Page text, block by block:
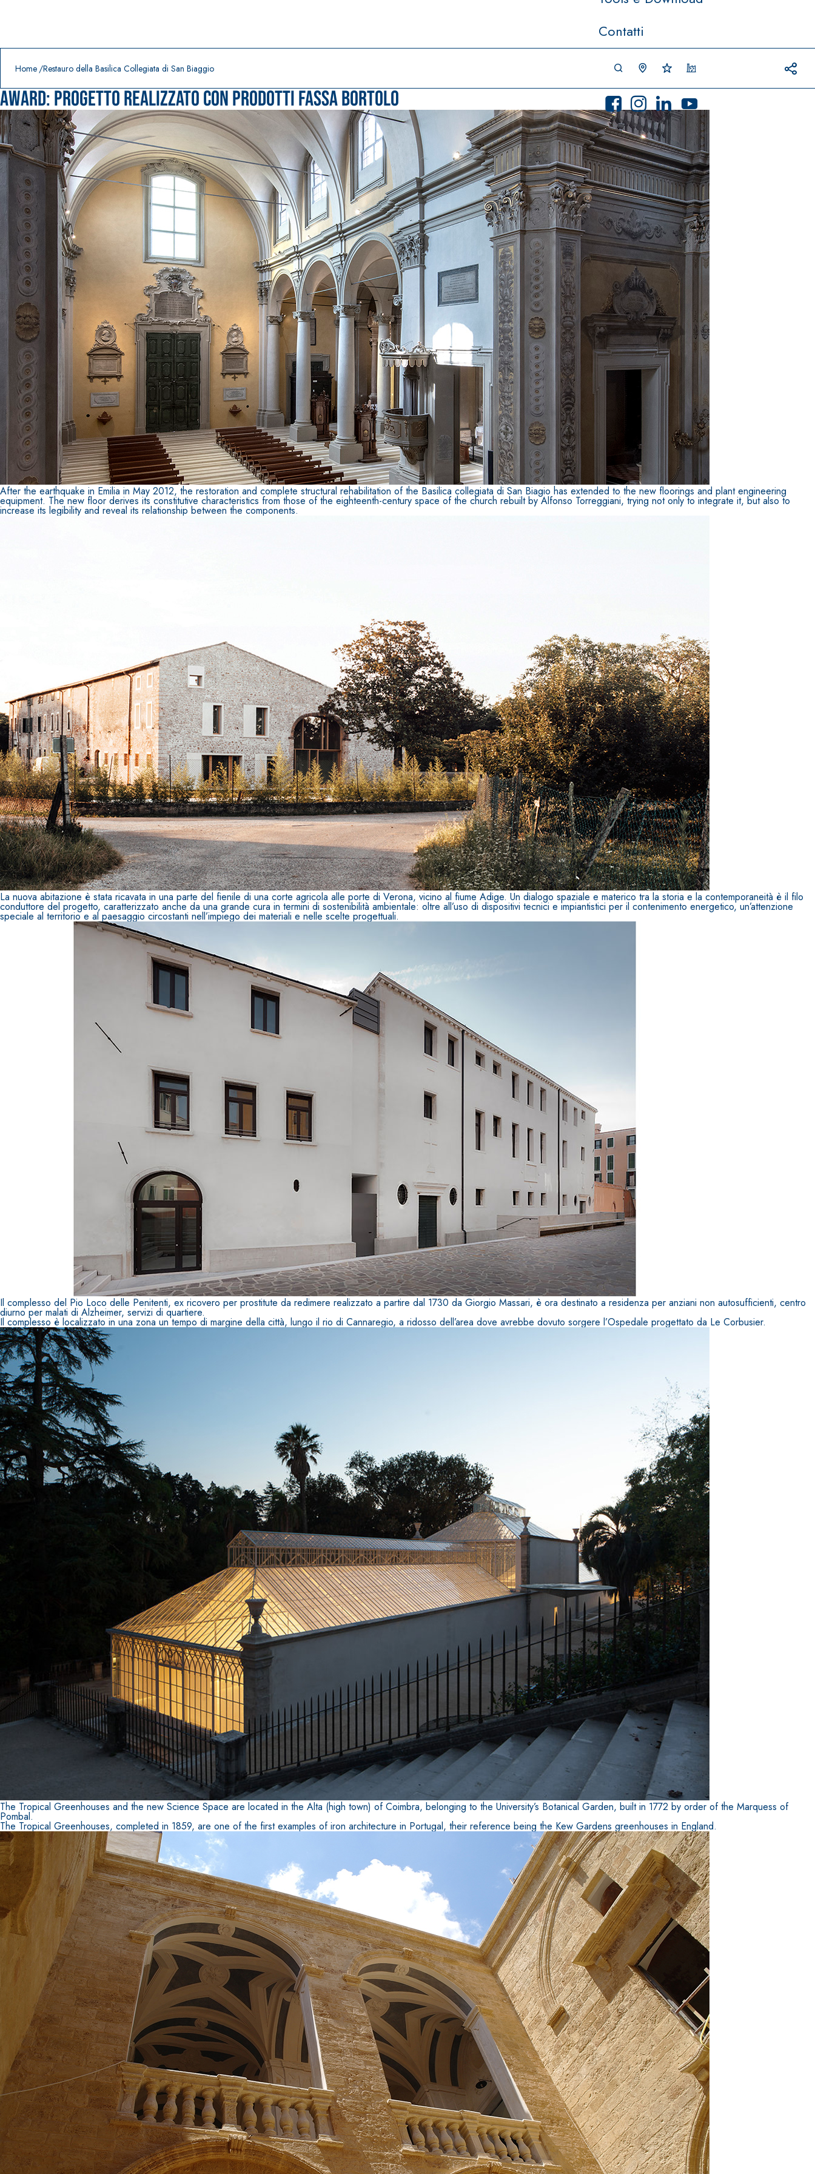
Contatti
Home Restauro della Basilica Collegiata di San Biaggio
Award:Progetto realizzato con prodotti Fassa Bortolo
After the earthquake in Emilia in May 2012, the restoration and complete structural rehabilitation of the Basilica collegiata di San Biagio has extended to the new floorings and plant engineering
equipment. The new floor derives its constitutive characteristics from those of the eighteenth-century space of the church rebuilt by Alfonso Torreggiani, trying not only to integrate it, but also to
increase its legibility and reveal its relationship between the components.
La nuova abitazione è stata ricavata in una parte del fienile di una corte agricola alle porte di Verona, vicino al fiume Adige. Un dialogo spaziale e materico tra la storia e la contemporaneità è il filo
conduttore del progetto, caratterizzato anche da una grande cura in termini di sostenibilità ambientale: oltre all’uso di dispositivi tecnici e impiantistici per il contenimento energetico, un’attenzione
speciale al territorio e al paesaggio circostanti nell’impiego dei materiali e nelle scelte progettuali.
Il complesso del Pio Loco delle Penitenti, ex ricovero per prostitute da redimere realizzato a partire dal 1730 da Giorgio Massari, è ora destinato a residenza per anziani non autosufficienti, centro
diurno per malati di Alzheimer, servizi di quartiere.
Il complesso è localizzato in una zona un tempo di margine della città, lungo il rio di Cannaregio, a ridosso dell’area dove avrebbe dovuto sorgere l’Ospedale progettato da Le Corbusier.
The Tropical Greenhouses and the new Science Space are located in the Alta (high town) of Coimbra, belonging to the University’s Botanical Garden, built in 1772 by order of the Marquess of
Pombal.
The Tropical Greenhouses, completed in 1859, are one of the first examples of iron architecture in Portugal, their reference being the Kew Gardens greenhouses in England.
Prodotti in primo piano
Sistema POSA PAVIMENTI E RIVESTIMENTI AQUAZIP®– IMPERMEABILIZZANTI
AQUAZIP ONE PRO
Guaina impermeabilizzante elastica monocomponente polimero
cementizia
Sistema FASSACOLOUR PITTURE
SICURA G3
Idropittura decorativa ultra opaca ad elevata qualità per interni
Sistema INTONACATURA E COSTRUZIONE PRODOTTI A BASE CALCE AEREA
KB 13 EVOLUTION
Intonaco di fondo bianco fibrorinforzato a base di calce aerea, per
interni ed esterni
Sistema GYPSOTECH® LASTRE
GYPSOTECH®GypsoLIGNUM TIPO DEFH1IR
Lastra in cartongesso
Sistema RIPRISTINO DEL CALCESTRUZZO PRODOTTI TIXOTROPICI
Malta rapida contenente speciali leganti solfatoresistenti, polimero-
modificata, tixotropica, fibrorinforzata, per la passivazione, riparazione,
rasatura e protezione di strutture in calcestruzzo
Sistema POSA PAVIMENTI E RIVESTIMENTI FASSAFLOOR – FONDI DI POSA
FASSAFLOOR LA 8.30
Lisciatura autolivellante a base di anidrite e quarzo, ad alta conducibilità
termica per la realizzazione di massetti radianti a basso spessore in
ambienti interni.
Sistema ISOLAMENTO TERMICO FASSATHERM® COLLANTI E RASANTI
Collante-rasante alleggerito, fibrato, con calce idraulica naturale NHL 3,5
e speciali inerti alleggeriti